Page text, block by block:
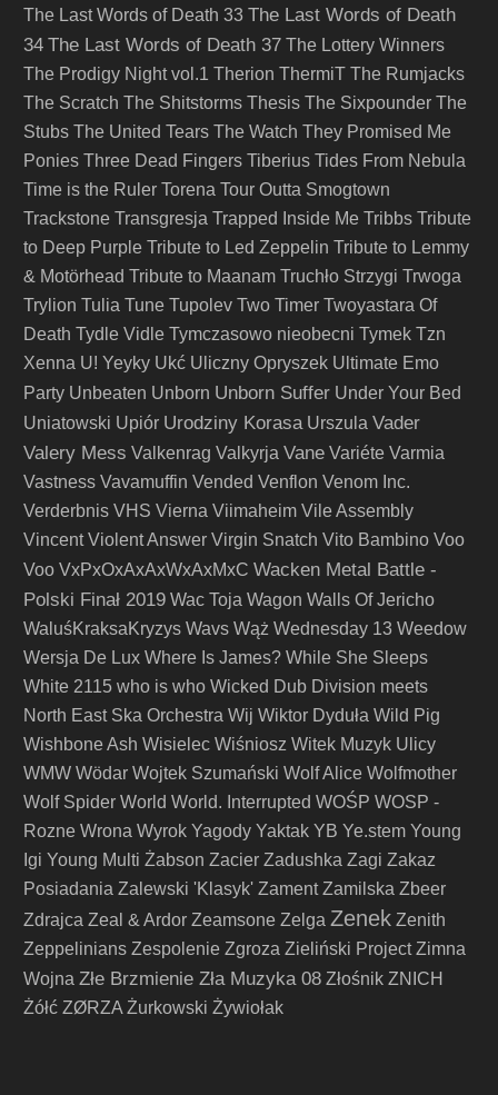
The Last Words of Death 33 The Last Words of Death
34 The Last Words of Death 37 The Lottery Winners
The Prodigy Night vol.1 Therion ThermiT The Rumjacks
The Scratch The Shitstorms Thesis The Sixpounder The
Stubs The United Tears The Watch They Promised Me
Ponies Three Dead Fingers Tiberius Tides From Nebula
Time is the Ruler Torena Tour Outta Smogtown
Trackstone Transgresja Trapped Inside Me Tribbs Tribute
to Deep Purple Tribute to Led Zeppelin Tribute to Lemmy
& Motörhead Tribute to Maanam Truchło Strzygi Trwoga
Trylion Tulia Tune Tupolev Two Timer Twoyastara Of
Death Tydle Vidle Tymczasowo nieobecni Tymek Tzn
Xenna U! Yeyky Ukć Uliczny Opryszek Ultimate Emo
Party Unbeaten Unborn Unborn Suffer Under Your Bed
Uniatowski Upiór Urodziny Korasa Urszula Vader
Valery Mess Valkenrag Valkyrja Vane Variéte Varmia
Vastness Vavamuffin Vended Venflon Venom Inc.
Verderbnis VHS Vierna Viimaheim Vile Assembly
Vincent Violent Answer Virgin Snatch Vito Bambino Voo
Voo VxPxOxAxAxWxAxMxC Wacken Metal Battle -
Polski Finał 2019 Wac Toja Wagon Walls Of Jericho
WaluśKraksaKryzys Wavs Wąż Wednesday 13 Weedow
Wersja De Lux Where Is James? While She Sleeps
White 2115 who is who Wicked Dub Division meets
North East Ska Orchestra Wij Wiktor Dyduła Wild Pig
Wishbone Ash Wisielec Wiśniosz Witek Muzyk Ulicy
WMW Wödar Wojtek Szumański Wolf Alice Wolfmother
Wolf Spider World World. Interrupted WOŚP WOSP -
Rozne Wrona Wyrok Yagody Yaktak YB Ye.stem Young
Igi Young Multi Żabson Zacier Zadushka Zagi Zakaz
Posiadania Zalewski 'Klasyk' Zament Zamilska Zbeer
Zdrajca Zeal & Ardor Zeamsone Zelga Zenek Zenith
Zeppelinians Zespolenie Zgroza Zieliński Project Zimna
Wojna Złe Brzmienie Zła Muzyka 08 Złośnik ZNICH
Żółć ZØRZA Żurkowski Żywiołak